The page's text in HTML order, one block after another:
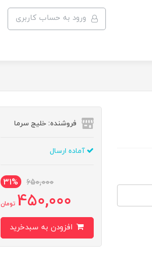
ورود به حساب کاربری
فروشنده: خلیج سرما
آماده ارسال
650,000
31%
450,000 تومان